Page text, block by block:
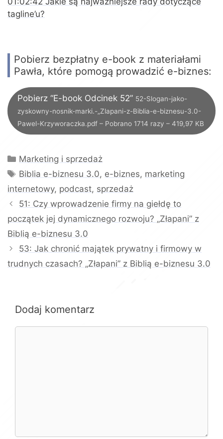
tagline’u?
Pobierz bezpłatny e-book z materiałami
Pawła, które pomogą prowadzić e-biznes:
Pobierz “E-book Odcinek 52” 52-Slogan-jako-
zyskowny-nosnik-marki.-„Zlapani-z-Biblia-e-biznesu-3.0-
Pawel-Krzyworaczka.pdf – Pobrano 1714 razy – 419,97 KB
Kategorie
Marketing i sprzedaż
Tagi
Biblia e-biznesu 3.0, e-biznes, marketing
internetowy, podcast, sprzedaż
51: Czy wprowadzenie firmy na giełdę to
początek jej dynamicznego rozwoju? „Złapani” z
Biblią e-biznesu 3.0
53: Jak chronić majątek prywatny i firmowy w
trudnych czasach? „Złapani” z Biblią e-biznesu 3.0
Dodaj komentarz